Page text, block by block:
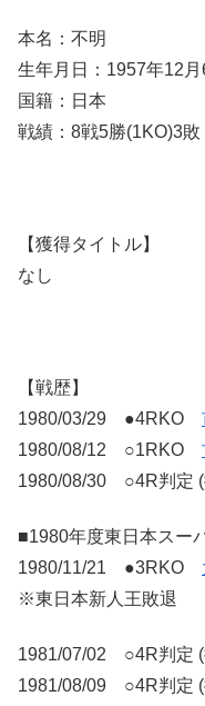
本名：不明
生年月日：1957年12月
国籍：日本
戦績：8戦5勝(1KO)3敗
【獲得タイトル】
なし
【戦歴】
1980/03/29 ●4RKO
1980/08/12 ○1RKO
1980/08/30 ○4R判定
■1980年度東日本スー
1980/11/21 ●3RKO
※東日本新人王敗退
1981/07/02 ○4R判定
1981/08/09 ○4R判定